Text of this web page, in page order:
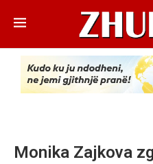
Monika Zajkova